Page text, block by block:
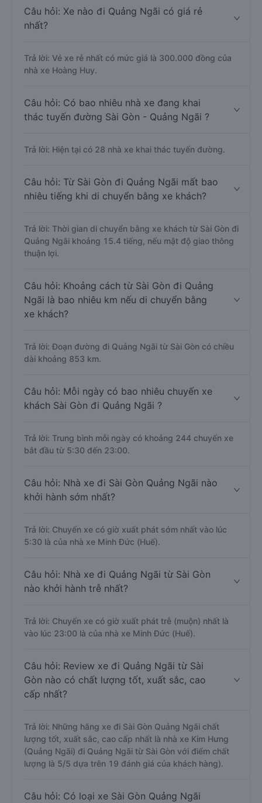
Câu hỏi: Xe nào đi Quảng Ngãi có giá rẻ
nhất?
Trả lời: Vé xe rẻ nhất có mức giá là 300.000 đồng của
nhà xe Hoàng Huy.
Câu hỏi: Có bao nhiêu nhà xe đang khai
thác tuyến đường Sài Gòn - Quảng Ngãi ?
Trả lời: Hiện tại có 28 nhà xe khai thác tuyến đường.
Câu hỏi: Từ Sài Gòn đi Quảng Ngãi mất bao
nhiêu tiếng khi di chuyển bằng xe khách?
Trả lời: Thời gian di chuyển bằng xe khách từ Sài Gòn đi
Quảng Ngãi khoảng 15.4 tiếng, nếu mật độ giao thông
thuận lợi.
Câu hỏi: Khoảng cách từ Sài Gòn đi Quảng
Ngãi là bao nhiêu km nếu di chuyển bằng
xe khách?
Trả lời: Đoạn đường đi Quảng Ngãi từ Sài Gòn có chiều
dài khoảng 853 km.
Câu hỏi: Mỗi ngày có bao nhiêu chuyến xe
khách Sài Gòn đi Quảng Ngãi ?
Trả lời: Trung bình mỗi ngày có khoảng 244 chuyến xe
bắt đầu từ 5:30 đến 23:00.
Câu hỏi: Nhà xe đi Sài Gòn Quảng Ngãi nào
khởi hành sớm nhất?
Trả lời: Chuyến xe có giờ xuất phát sớm nhất vào lúc
5:30 là của nhà xe Minh Đức (Huế).
Câu hỏi: Nhà xe đi Quảng Ngãi từ Sài Gòn
nào khởi hành trễ nhất?
Trả lời: Chuyến xe có giờ xuất phát trễ (muộn) nhất là
vào lúc 23:00 là của nhà xe Minh Đức (Huế).
Câu hỏi: Review xe đi Quảng Ngãi từ Sài
Gòn nào có chất lượng tốt, xuất sắc, cao
cấp nhất?
Trả lời: Những hãng xe đi Sài Gòn Quảng Ngãi chất
lượng tốt, xuất sắc, cao cấp nhất là nhà xe Kim Hưng
(Quảng Ngãi) đi Quảng Ngãi từ Sài Gòn với điểm chất
lượng là 5/5 dựa trên 19 đánh giá của khách hàng).
Câu hỏi: Có loại xe Sài Gòn Quảng Ngãi